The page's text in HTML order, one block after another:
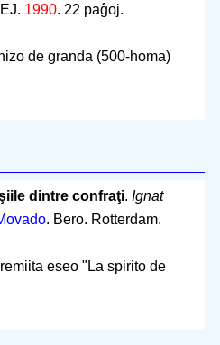
1990. 22 paĝoj.
de granda (500-homa)
dintre confraţi. Ignat
. Bero. Rotterdam.
eseo "La spirito de